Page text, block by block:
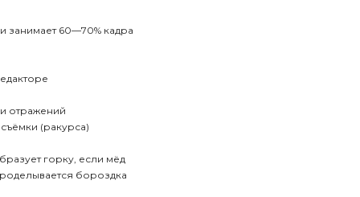
занимает 60—70% кадра
отражений
(ракурса)
горку, если мёд
бороздка